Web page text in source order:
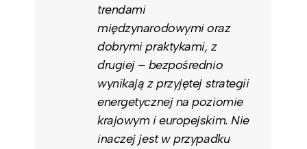
trendami
międzynarodowymi oraz
dobrymi praktykami, z
drugiej – bezpośrednio
wynikają z przyjętej strategii
energetycznej na poziomie
krajowym i europejskim. Nie
inaczej jest w przypadku